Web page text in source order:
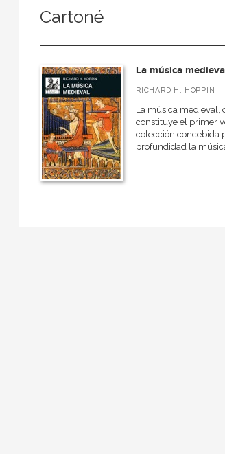
Cartoné
La música
RICHARD H. HOPPIN
La música medieval,
constituye el primer
colección concebida
profundidad la